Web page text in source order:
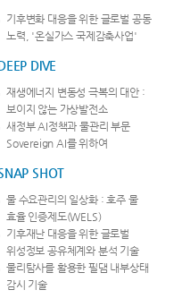
기후변화 대응을 위한 글로벌 공동
노력, '온실가스 국제감축사업'
DIVE
재생에너지 변동성 극복의 대안 :
보이지 않는 가상발전소
새정부 AI정책과 물관리 부문
Sovereign AI를 위하여
SHOT
물 수요관리의 일상화 : 호주 물
효율 인증제도(WELS)
기후재난 대응을 위한 글로벌
위성정보 공유체계와 분석 기술
물리탐사를 활용한 필댐 내부상태
감시 기술